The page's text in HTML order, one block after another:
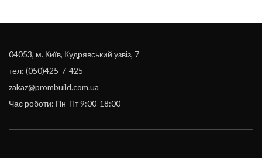
04053, м. Київ, Кудрявський узвіз, 7
тел: (050)425-7-425
zakaz@prombuild.com.ua
Час роботи: Пн-Пт 9:00-18:00